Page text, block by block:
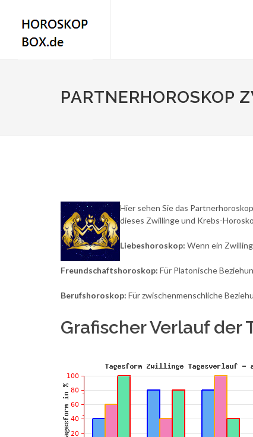
PARTNERHOROSKOP
Hier sehen Sie das
dieses Zwillinge und Krebs-
Liebeshoroskop: Wenn ein
Freundschaftshoroskop: Für Platonische
Berufshoroskop: Für zwischenmenschliche
Grafischer Verlauf der